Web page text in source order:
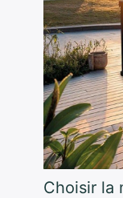
Choisir la